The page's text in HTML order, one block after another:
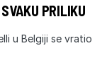
PRILIKU
u Belgiji se vratio